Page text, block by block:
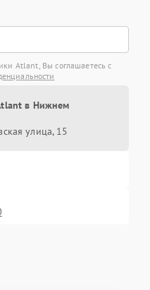
Atlant, Вы соглашаетесь с
в Нижнем
улица, 15